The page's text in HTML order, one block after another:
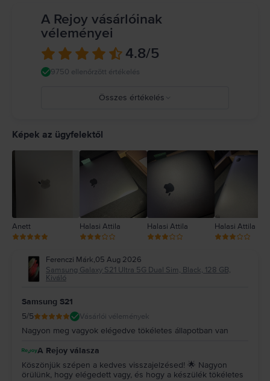
A Rejoy vásárlóinak
véleményei
4.8/5
9750 ellenőrzött értékelés
Összes értékelés
2
Képek az ügyfelektől
Anett Halasi Attila Halasi Attila Halasi Attila
Ferenczi Márk,05 Aug 2026
Samsung Galaxy S21 Ultra 5G Dual Sim, Black, 128 GB,
Kiváló
Samsung S21
5/5 Vásárlói vélemények
Nagyon meg vagyok elégedve tökéletes állapotban van
A Rejoy válasza
Köszönjük szépen a kedves visszajelzésed! 🌟 Nagyon
örülünk, hogy elégedett vagy, és hogy a készülék tökéletes